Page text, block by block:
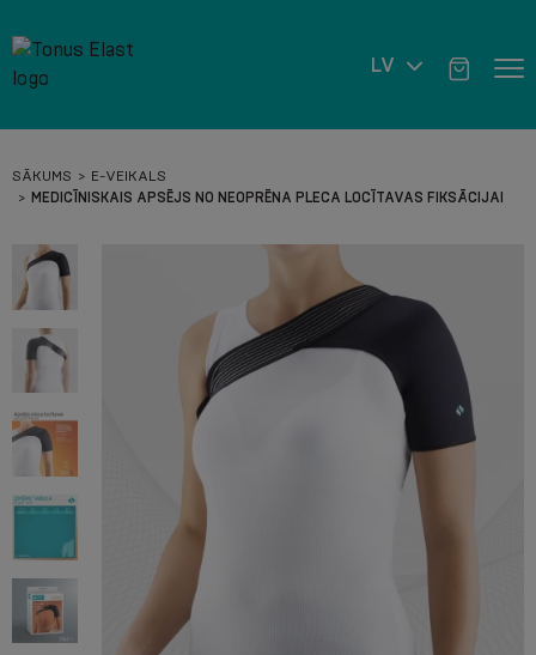
LV
SĀKUMS
E-VEIKALS
MEDICĪNISKAIS APSĒJS NO NEOPRĒNA PLECA LOCĪTAVAS FIKSĀCIJAI